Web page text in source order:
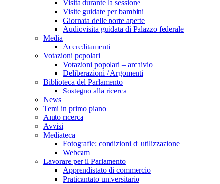
Visita durante la sessione
Visite guidate per bambini
Giornata delle porte aperte
Audiovisita guidata di Palazzo federale
Media
Accreditamenti
Votazioni popolari
Votazioni popolari – archivio
Deliberazioni / Argomenti
Biblioteca del Parlamento
Sostegno alla ricerca
News
Temi in primo piano
Aiuto ricerca
Avvisi
Mediateca
Fotografie: condizioni di utilizzazione
Webcam
Lavorare per il Parlamento
Apprendistato di commercio
Praticantato universitario